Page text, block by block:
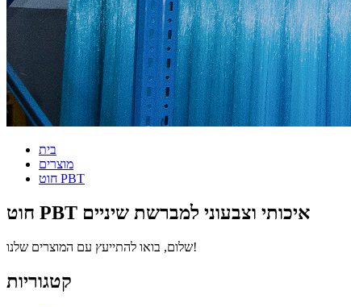
בית
מוצרים
חוט PBT
חוט PBT איכותי וצבעוני למברשת שיניים
שלום, בואו להתייעץ עם המוצרים שלנו!
קטגוריות